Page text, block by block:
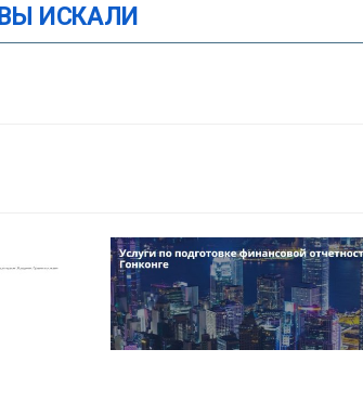
ИСКАЛИ